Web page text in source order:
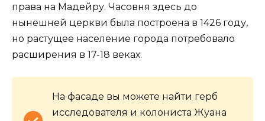
права на Мадейру. Часовня здесь до
нынешней церкви была построена в 1426 году,
но растущее население города потребовало
расширения в 17-18 веках.
На фасаде вы можете найти герб
исследователя и колониста Жуана